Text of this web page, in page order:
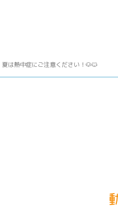
夏は熱中症にご注意ください！🐶🐱